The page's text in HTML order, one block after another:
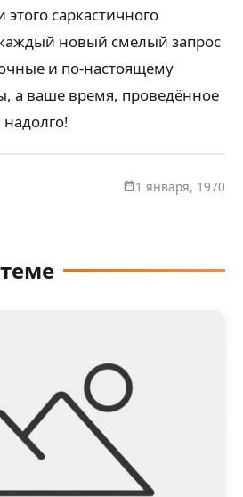
саркастичного
каждый новый смелый запрос
и по-настоящему
а ваше время, проведённое
надолго!
1 января, 1970